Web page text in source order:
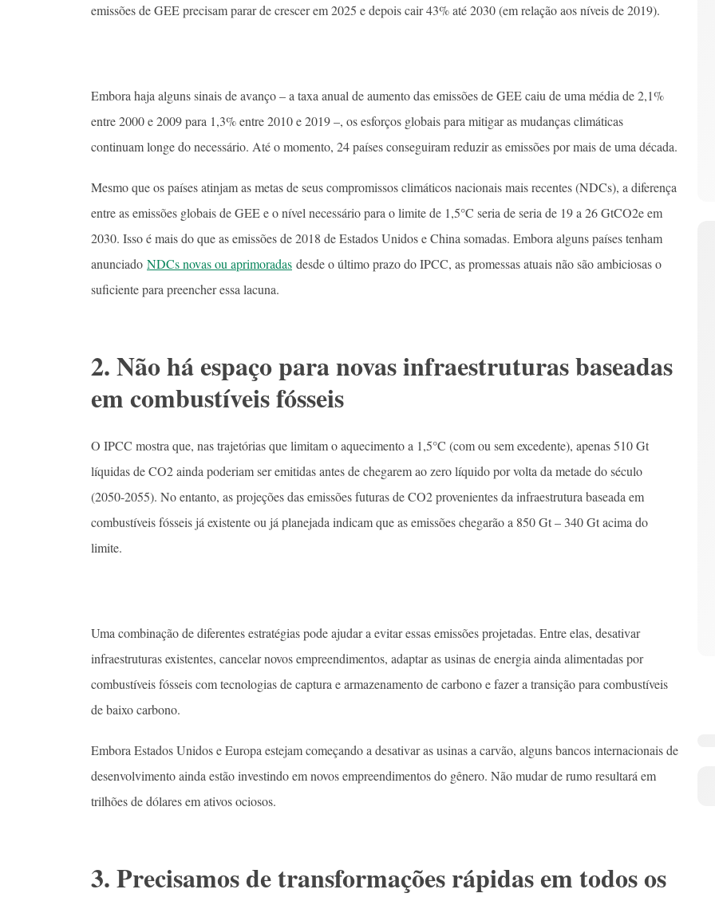
emissões de GEE precisam parar de crescer em 2025 e depois cair 43% até 2030 (em relação aos níveis de 2019).
Embora haja alguns sinais de avanço – a taxa anual de aumento das emissões de GEE caiu de uma média de 2,1%
entre 2000 e 2009 para 1,3% entre 2010 e 2019 –, os esforços globais para mitigar as mudanças climáticas
continuam longe do necessário. Até o momento, 24 países conseguiram reduzir as emissões por mais de uma década.
Mesmo que os países atinjam as metas de seus compromissos climáticos nacionais mais recentes (NDCs), a diferença
entre as emissões globais de GEE e o nível necessário para o limite de 1,5°C seria de seria de 19 a 26 GtCO2e em
2030. Isso é mais do que as emissões de 2018 de Estados Unidos e China somadas. Embora alguns países tenham
anunciado NDCs novas ou aprimoradas desde o último prazo do IPCC, as promessas atuais não são ambiciosas o
suficiente para preencher essa lacuna.
2. Não há espaço para novas infraestruturas baseadas
em combustíveis fósseis
O IPCC mostra que, nas trajetórias que limitam o aquecimento a 1,5°C (com ou sem excedente), apenas 510 Gt
líquidas de CO2 ainda poderiam ser emitidas antes de chegarem ao zero líquido por volta da metade do século
(2050-2055). No entanto, as projeções das emissões futuras de CO2 provenientes da infraestrutura baseada em
combustíveis fósseis já existente ou já planejada indicam que as emissões chegarão a 850 Gt – 340 Gt acima do
limite.
Uma combinação de diferentes estratégias pode ajudar a evitar essas emissões projetadas. Entre elas, desativar
infraestruturas existentes, cancelar novos empreendimentos, adaptar as usinas de energia ainda alimentadas por
combustíveis fósseis com tecnologias de captura e armazenamento de carbono e fazer a transição para combustíveis
de baixo carbono.
Embora Estados Unidos e Europa estejam começando a desativar as usinas a carvão, alguns bancos internacionais de
desenvolvimento ainda estão investindo em novos empreendimentos do gênero. Não mudar de rumo resultará em
trilhões de dólares em ativos ociosos.
3. Precisamos de transformações rápidas em todos os